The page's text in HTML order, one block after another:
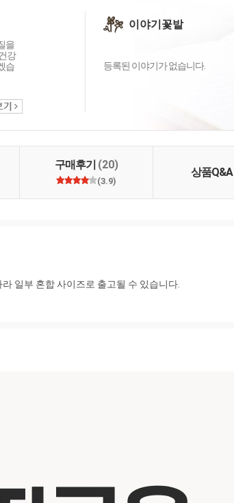
을
강
습
이야기꽃밭
등록된 이야기가 없습니다.
구매후기 (20)
(3.9)
상품Q&A
일부 혼합 사이즈로 출고될 수 있습니다.